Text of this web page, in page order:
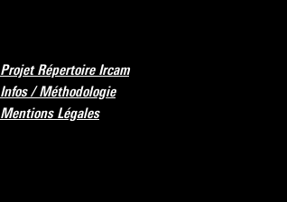
Projet Répertoire Ircam
Infos / Méthodologie
Mentions Légales